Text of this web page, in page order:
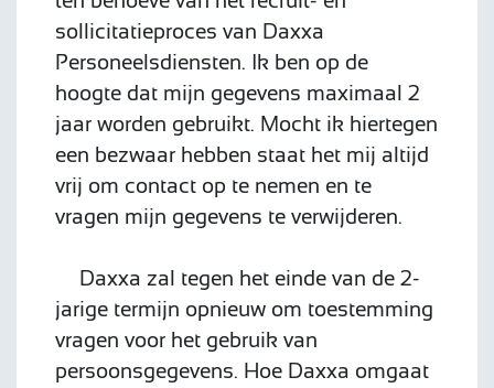
sollicitatieproces van Daxxa
Personeelsdiensten. Ik ben op de
hoogte dat mijn gegevens maximaal 2
jaar worden gebruikt. Mocht ik hiertegen
een bezwaar hebben staat het mij altijd
vrij om contact op te nemen en te
vragen mijn gegevens te verwijderen.
Daxxa zal tegen het einde van de 2-
jarige termijn opnieuw om toestemming
vragen voor het gebruik van
persoonsgegevens. Hoe Daxxa omgaat